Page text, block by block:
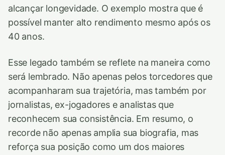
alcançar longevidade. O exemplo mostra que é
possível manter alto rendimento mesmo após os
40 anos.
Esse legado também se reflete na maneira como
será lembrado. Não apenas pelos torcedores que
acompanharam sua trajetória, mas também por
jornalistas, ex-jogadores e analistas que
reconhecem sua consistência. Em resumo, o
recorde não apenas amplia sua biografia, mas
reforça sua posição como um dos maiores